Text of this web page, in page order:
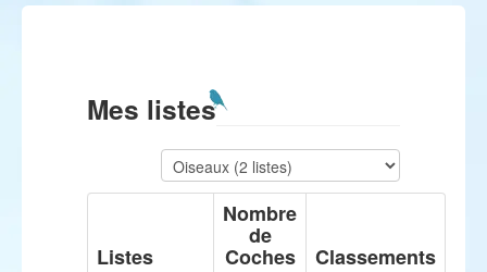
Mes listes
Listes
Nombre
de
Coches Classements